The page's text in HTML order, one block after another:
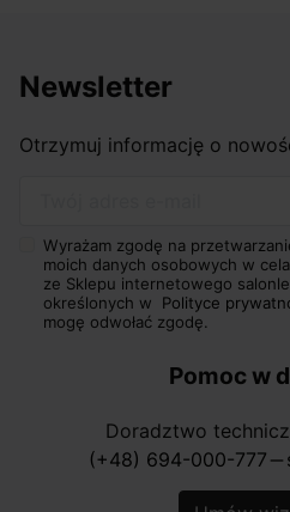
Newsletter
Otrzymuj informację o
Wyrażam zgodę na
moich danych osobowych w
ze Sklepu internetowego
określonych w Polityce
mogę odwołać zgodę.
Pomoc w
Doradztwo
(+48) 694-000-777 horizontal_rule